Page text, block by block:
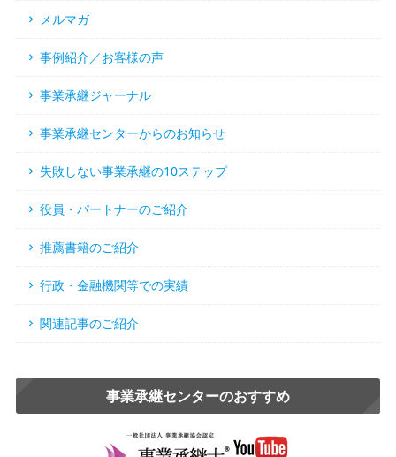
メルマガ
事例紹介／お客様の声
事業承継ジャーナル
事業承継センターからのお知らせ
失敗しない事業承継の10ステップ
役員・パートナーのご紹介
推薦書籍のご紹介
行政・金融機関等での実績
関連記事のご紹介
事業承継センターのおすすめ